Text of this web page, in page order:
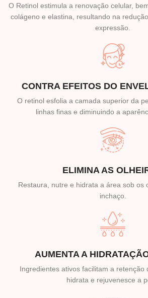
O Retinol estimula a renovação celular,
colágeno e elastina, resultando na
expressão.
CONTRA EFEITOS DO
O retinol esfolia a camada superior da
linhas finas e diminuindo a
ELIMINA AS
Restaura, nutre e hidrata a área sob os
inchaço.
AUMENTA A
Ingredientes ativos facilitam a retenção
hidrata e rejuvenesce a